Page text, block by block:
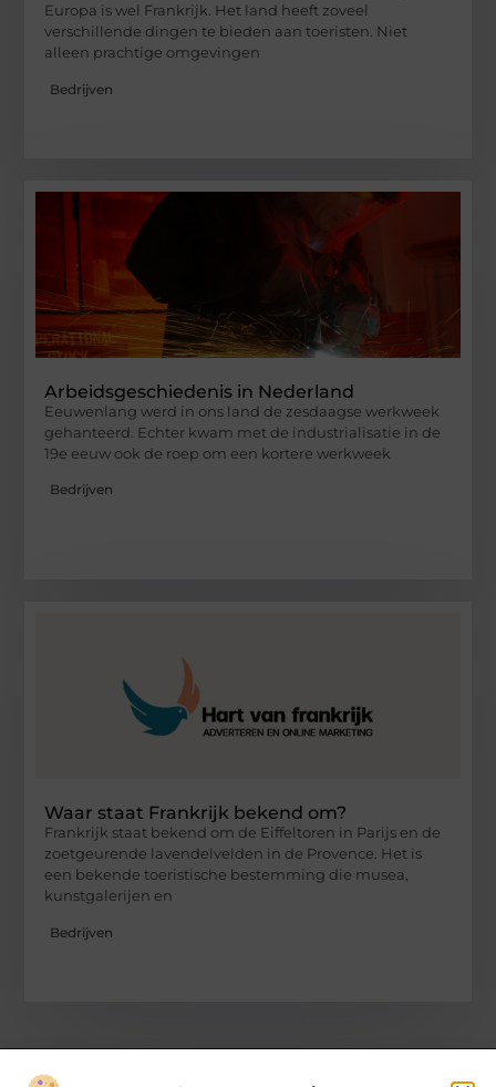
Europa is wel Frankrijk. Het land heeft zoveel
verschillende dingen te bieden aan toeristen. Niet
alleen prachtige omgevingen
Bedrijven
Arbeidsgeschiedenis in Nederland
Eeuwenlang werd in ons land de zesdaagse werkweek
gehanteerd. Echter kwam met de industrialisatie in de
19e eeuw ook de roep om een kortere werkweek
Bedrijven
Waar staat Frankrijk bekend om?
Frankrijk staat bekend om de Eiffeltoren in Parijs en de
zoetgeurende lavendelvelden in de Provence. Het is
een bekende toeristische bestemming die musea,
kunstgalerijen en
Bedrijven